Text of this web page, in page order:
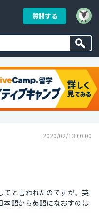
質問する
2020/02/13 00:00
てと言われたのですが、英
本語から英語になおすのは